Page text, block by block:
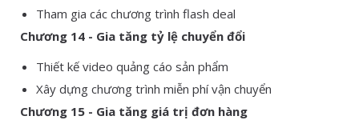
Tham gia các chương trình flash deal
Chương 14 - Gia tăng tỷ lệ chuyển đổi
Thiết kế video quảng cáo sản phẩm
Xây dựng chương trình miễn phí vận chuyển
Chương 15 - Gia tăng giá trị đơn hàng